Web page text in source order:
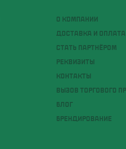
О КОМПАНИИ
ДОСТАВКА И ОПЛАТА
СТАТЬ ПАРТНЁРОМ
РЕКВИЗИТЫ
КОНТАКТЫ
ВЫЗОВ ТОРГОВОГО
БЛОГ
БРЕНДИРОВАНИЕ